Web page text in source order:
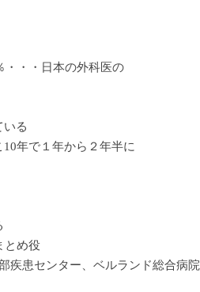
・・・日本の外科医の
いる
年で１年から２年半に
とめ役
疾患センター、ベルランド総合病院